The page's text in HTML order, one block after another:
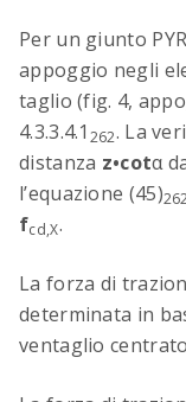
Per un giunto
appoggio negli
taglio (fig. 4,
4.3.3.4.1 262. La
distanza z•cotα
l’equazione (45)
fcd,X.
La forza di
determinata in
ventaglio